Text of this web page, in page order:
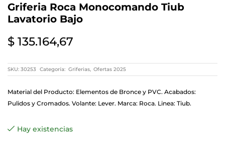
Griferia Roca Monocomando Tiub
Lavatorio Bajo
$ 135.164,67
SKU: 30253 Categoría: Griferias, Ofertas 2025
Material del Producto: Elementos de Bronce y PVC. Acabados:
Pulidos y Cromados. Volante: Lever. Marca: Roca. Linea: Tiub.
Hay existencias